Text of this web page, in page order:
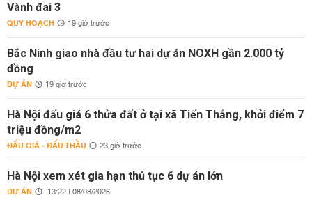
Vành đai 3
QUY HOẠCH 19 giờ trước
Bắc Ninh giao nhà đầu tư hai dự án NOXH gần 2.000 tỷ
đồng
DỰ ÁN 19 giờ trước
Hà Nội đấu giá 6 thửa đất ở tại xã Tiến Thắng, khởi điểm 7
triệu đồng/m2
ĐẤU GIÁ - ĐẤU THẦU 23 giờ trước
Hà Nội xem xét gia hạn thủ tục 6 dự án lớn
DỰ ÁN 13:22 | 08/08/2026